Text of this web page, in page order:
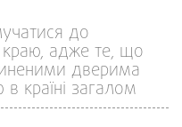
до
краю, адже те, що
дверима
країні загалом